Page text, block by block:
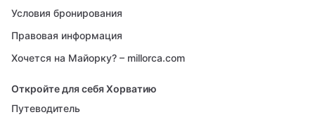
Условия бронирования
Правовая информация
Хочется на Майорку? – millorca.com
Откройте для себя Хорватию
Путеводитель